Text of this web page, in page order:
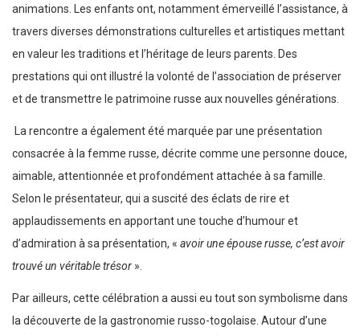
animations. Les enfants ont, notamment émerveillé l’assistance, à
travers diverses démonstrations culturelles et artistiques mettant
en valeur les traditions et l’héritage de leurs parents. Des
prestations qui ont illustré la volonté de l’association de préserver
et de transmettre le patrimoine russe aux nouvelles générations.
La rencontre a également été marquée par une présentation
consacrée à la femme russe, décrite comme une personne douce,
aimable, attentionnée et profondément attachée à sa famille.
Selon le présentateur, qui a suscité des éclats de rire et
applaudissements en apportant une touche d’humour et
d’admiration à sa présentation, « avoir une épouse russe, c’est avoir
trouvé un véritable trésor ».
Par ailleurs, cette célébration a aussi eu tout son symbolisme dans
la découverte de la gastronomie russo-togolaise. Autour d’une